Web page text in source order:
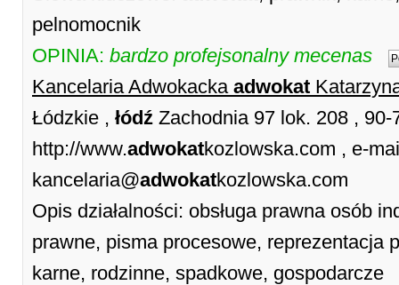
pelnomocnik
OPINIA: bardzo profejsonalny mecenas
Kancelaria Adwokacka adwokat
Łódzkie , łódź Zachodnia 97 lok. 208 ,
http://www.adwokatkozlowska.com , e-
kancelaria@adwokatkozlowska.com
Opis działalności: obsługa prawna osób
prawne, pisma procesowe, reprezentacja
karne, rodzinne, spadkowe, gospodarcze